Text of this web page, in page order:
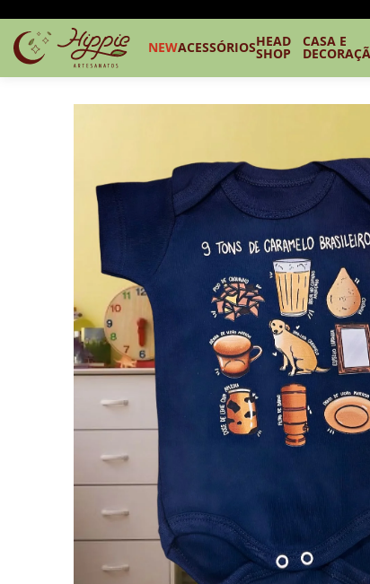
NEWACESSÓRIOSHEAD
SHOP
CASA E